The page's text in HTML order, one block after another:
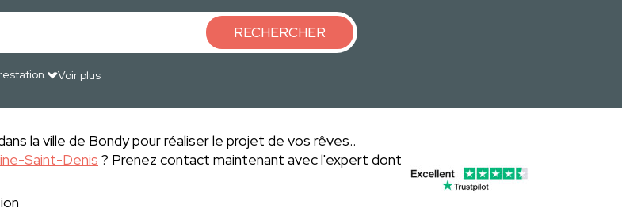
RECHERCHER
Voir plus
la ville de Bondy pour réaliser le projet de vos rêves..
Saint-Denis ? Prenez contact maintenant avec l'expert dont